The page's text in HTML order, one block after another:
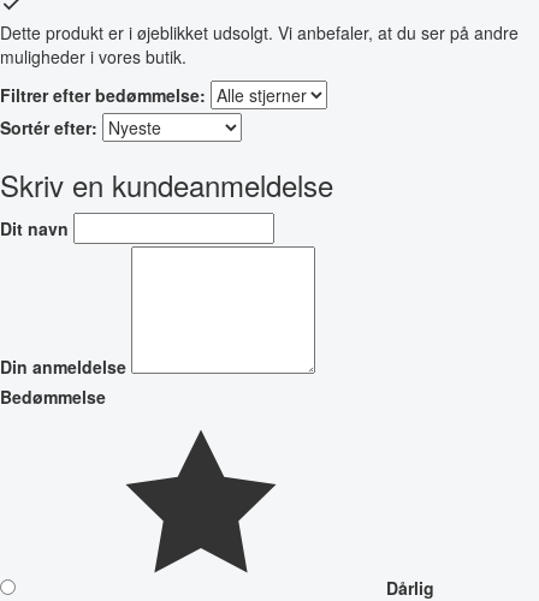
Dette produkt er i øjeblikket udsolgt. Vi anbefaler, at du ser på andre
muligheder i vores butik.
Filtrer efter bedømmelse:
Sortér efter:
Skriv en kundeanmeldelse
Dit navn
Din anmeldelse
Bedømmelse
Dårlig